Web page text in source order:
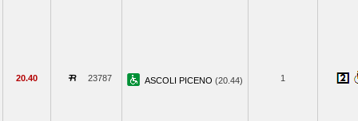
20.40 23787 ASCOLI PICENO (20.44) 1